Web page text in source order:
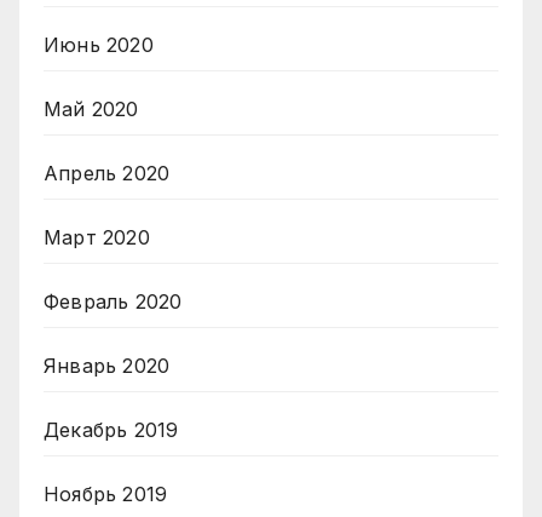
Июнь 2020
Май 2020
Апрель 2020
Март 2020
Февраль 2020
Январь 2020
Декабрь 2019
Ноябрь 2019